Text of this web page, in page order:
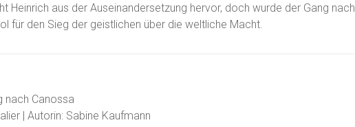
Heinrich aus der Auseinandersetzung hervor, doch wurde der Gang nach
für den Sieg der geistlichen über die weltliche Macht.
nach Canossa
| Autorin: Sabine Kaufmann